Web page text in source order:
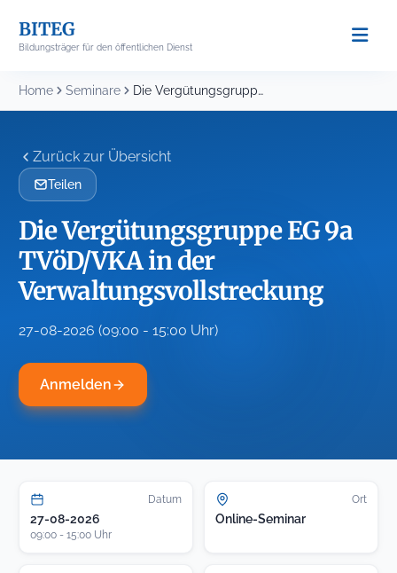
content
BITEG
Bildungsträger für den öffentlichen Dienst
Home Seminare Die Vergütungsgruppe EG 9a TVöD/VKA in der Verwaltungsvollstreckung
Zurück zur Übersicht
Teilen
Die Vergütungsgruppe EG 9a
TVöD/VKA in der
Verwaltungsvollstreckung
27-08-2026 (09:00 - 15:00 Uhr)
Anmelden
Datum
27-08-2026
09:00 - 15:00 Uhr
Ort
Online-Seminar